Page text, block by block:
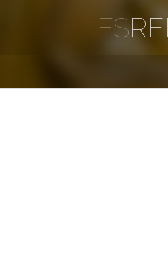
LES